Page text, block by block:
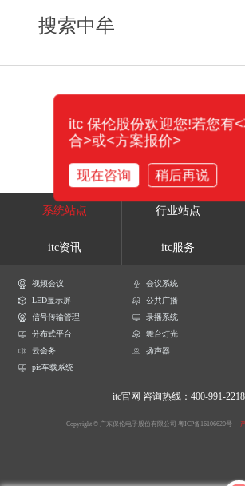
搜索中牟
系统站点 行业站点
itc资讯 itc服务
视频会议 会议系统
LED显示屏
公共广播
信号传输管理
录播系统
分布式平台
舞台灯光
云会务
扬声器
pis车载系统
itc官网 咨询热线：400-991-2218
Copyright © 广东保伦电子股份有限公司 粤ICP备16106620号
itc 保伦股份欢迎您!若您有
合>或<方案报价>
现在咨询 稍后再说